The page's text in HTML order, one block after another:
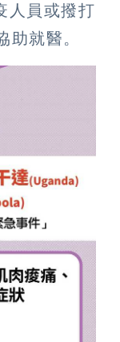
人員或撥打
助就醫。